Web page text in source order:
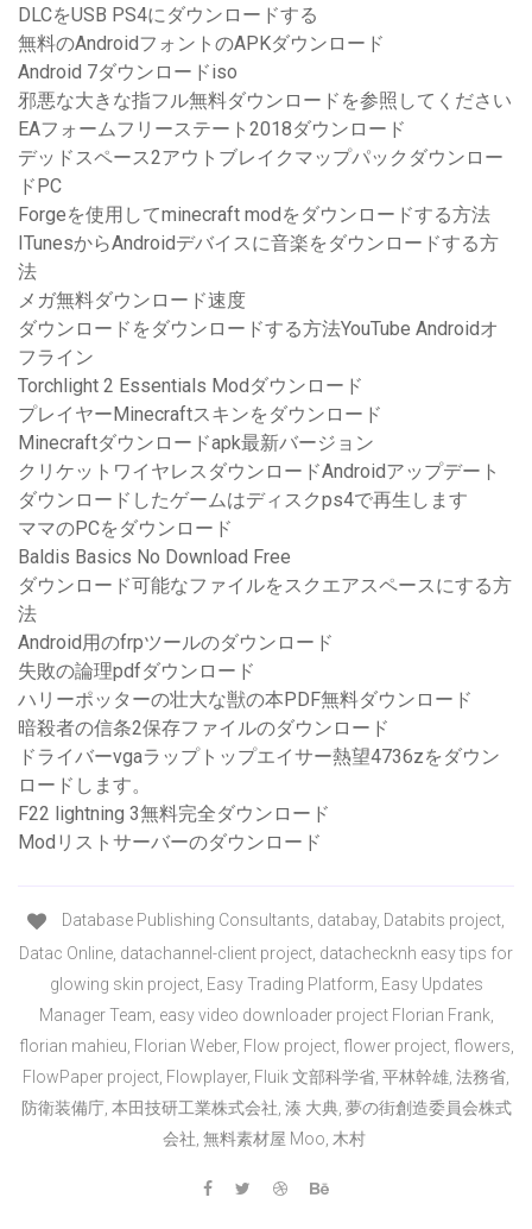
DLCをUSB PS4にダウンロードする
無料のAndroidフォントのAPKダウンロード
Android 7ダウンロードiso
邪悪な大きな指フル無料ダウンロードを参照してください
EAフォームフリーステート2018ダウンロード
デッドスペース2アウトブレイクマップパックダウンロー
ドPC
Forgeを使用してminecraft modをダウンロードする方法
ITunesからAndroidデバイスに音楽をダウンロードする方
法
メガ無料ダウンロード速度
ダウンロードをダウンロードする方法YouTube Androidオ
フライン
Torchlight 2 Essentials Modダウンロード
プレイヤーMinecraftスキンをダウンロード
Minecraftダウンロードapk最新バージョン
クリケットワイヤレスダウンロードAndroidアップデート
ダウンロードしたゲームはディスクps4で再生します
ママのPCをダウンロード
Baldis Basics No Download Free
ダウンロード可能なファイルをスクエアスペースにする方
法
Android用のfrpツールのダウンロード
失敗の論理pdfダウンロード
ハリーポッターの壮大な獣の本PDF無料ダウンロード
暗殺者の信条2保存ファイルのダウンロード
ドライバーvgaラップトップエイサー熱望4736zをダウン
ロードします。
F22 lightning 3無料完全ダウンロード
Modリストサーバーのダウンロード
Database Publishing Consultants, databay, Databits project,
Datac Online, datachannel-client project, datachecknh easy tips for
glowing skin project, Easy Trading Platform, Easy Updates
Manager Team, easy video downloader project Florian Frank,
florian mahieu, Florian Weber, Flow project, flower project, flowers,
FlowPaper project, Flowplayer, Fluik 文部科学省, 平林幹雄, 法務省,
防衛装備庁, 本田技研工業株式会社, 湊 大典, 夢の街創造委員会株式
会社, 無料素材屋 Moo, 木村